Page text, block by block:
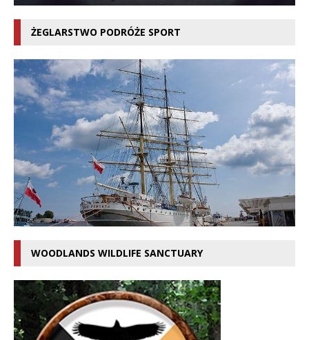
ŻEGLARSTWO PODRÓŻE SPORT
WOODLANDS WILDLIFE SANCTUARY